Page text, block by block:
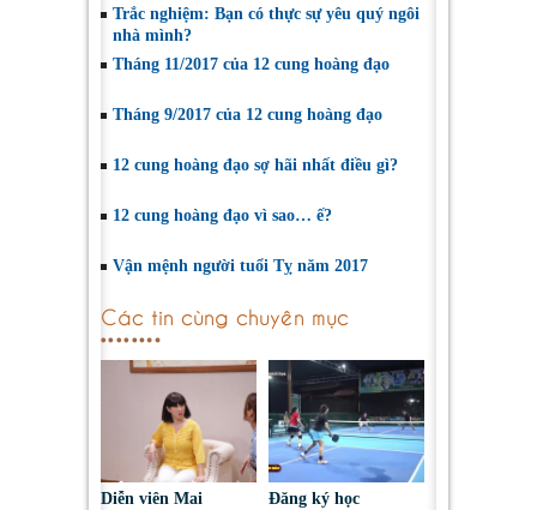
Trắc nghiệm: Bạn có thực sự yêu quý ngôi
nhà mình?
Tháng 11/2017 của 12 cung hoàng đạo
Tháng 9/2017 của 12 cung hoàng đạo
12 cung hoàng đạo sợ hãi nhất điều gì?
12 cung hoàng đạo vì sao… ế?
Vận mệnh người tuổi Tỵ năm 2017
Các tin cùng chuyên mục
Diễn viên Mai
Đăng ký học